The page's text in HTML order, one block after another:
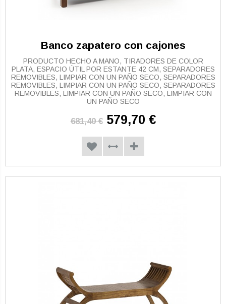
Banco zapatero con cajones
PRODUCTO HECHO A MANO, TIRADORES DE COLOR
PLATA, ESPACIO ÚTIL POR ESTANTE 42 CM, SEPARADORES
REMOVIBLES, LIMPIAR CON UN PAÑO SECO, SEPARADORES
REMOVIBLES, LIMPIAR CON UN PAÑO SECO, SEPARADORES
REMOVIBLES, LIMPIAR CON UN PAÑO SECO, LIMPIAR CON
UN PAÑO SECO
681,40 € 579,70 €